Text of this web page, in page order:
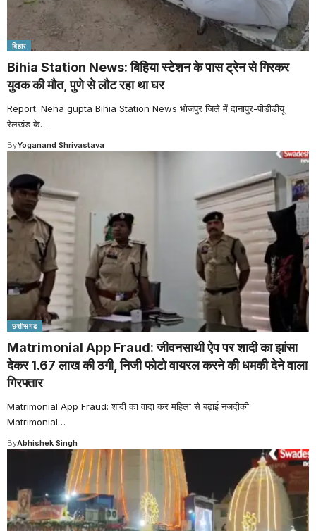
बिहार
Bihia Station News: बिहिया स्टेशन के पास ट्रेन से गिरकर
युवक की मौत, पुणे से लौट रहा था घर
Report: Neha gupta Bihia Station News भोजपुर जिले में दानापुर-पीडीडीयू
रेलखंड के…
ByYoganand Shrivastava
छत्तीसगढ
Matrimonial App Fraud: जीवनसाथी ऐप पर शादी का झांसा
देकर 1.67 लाख की ठगी, निजी फोटो वायरल करने की धमकी देने वाला
गिरफ्तार
Matrimonial App Fraud: शादी का वादा कर महिला से बढ़ाई नजदीकी
Matrimonial…
ByAbhishek Singh